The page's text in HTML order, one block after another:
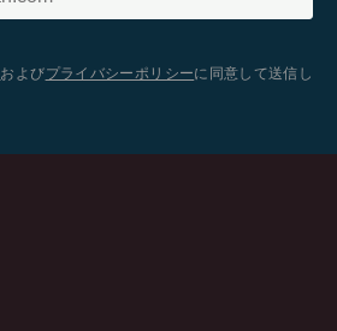
およびプライバシーポリシーに同意して送信し